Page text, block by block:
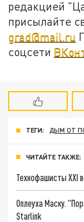
редакцией
присылайте
grad@mail.ru
соцсети
ТЕГИ: ДЫМ ОТ
ЧИТАЙТЕ ТАКЖЕ:
Технофашисты XXI
Оплеуха Маску.
Starlink